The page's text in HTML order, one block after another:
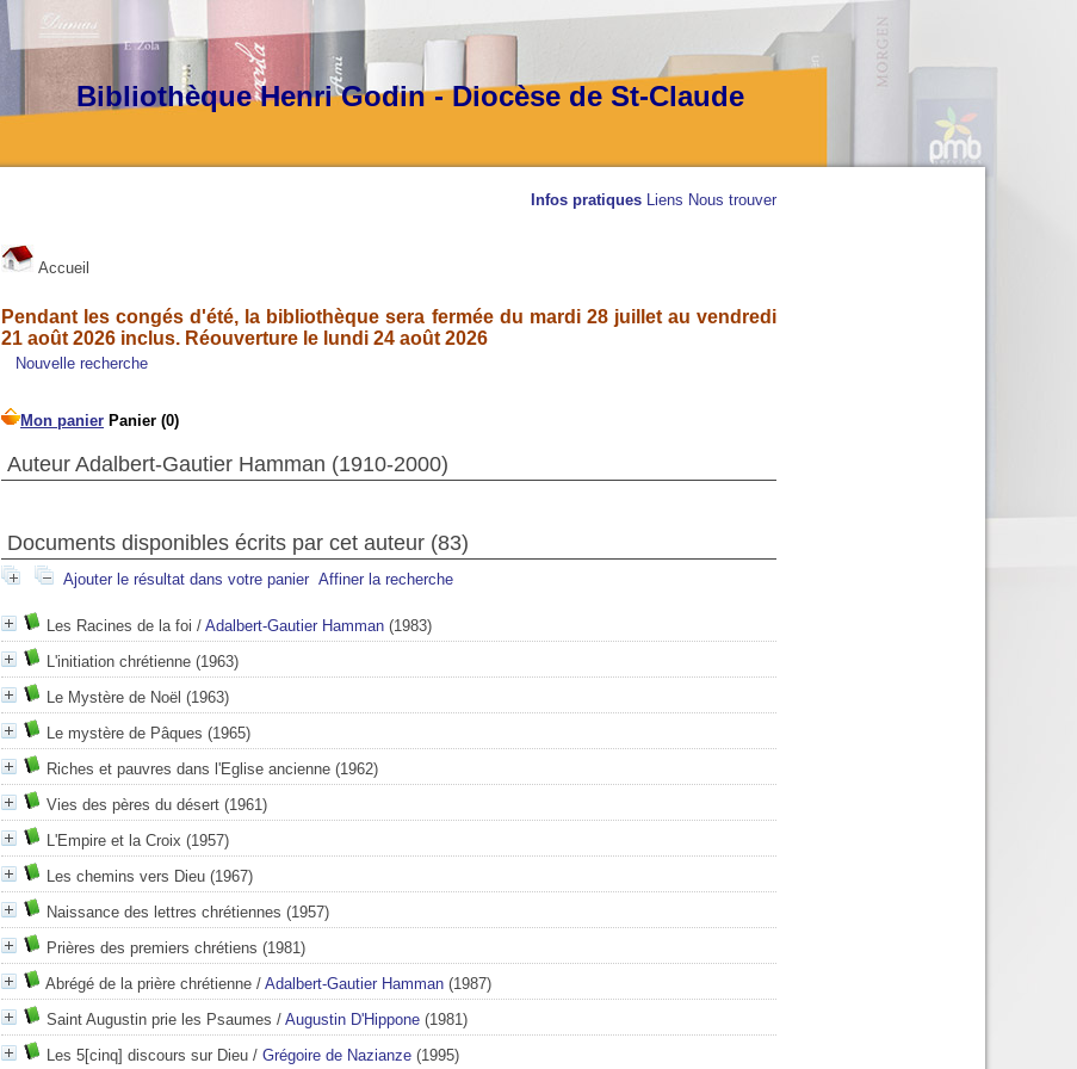
Infos pratiques Liens Nous trouver
Accueil
Pendant les congés d'été, la bibliothèque sera fermée du mardi 28 juillet au vendredi
21 août 2026 inclus. Réouverture le lundi 24 août 2026
Nouvelle recherche
Auteur Adalbert-Gautier Hamman (1910-2000)
Documents disponibles écrits par cet auteur (83)
Ajouter le résultat dans votre panier Affiner la recherche
Les Racines de la foi / Adalbert-Gautier Hamman (1983)
L'initiation chrétienne (1963)
Le Mystère de Noël (1963)
Le mystère de Pâques (1965)
Riches et pauvres dans l'Eglise ancienne (1962)
Vies des pères du désert (1961)
L'Empire et la Croix (1957)
Les chemins vers Dieu (1967)
Naissance des lettres chrétiennes (1957)
Prières des premiers chrétiens (1981)
Abrégé de la prière chrétienne / Adalbert-Gautier Hamman (1987)
Saint Augustin prie les Psaumes / Augustin D'Hippone (1981)
Les 5[cinq] discours sur Dieu / Grégoire de Nazianze (1995)
Bibliothèque Henri Godin - Diocèse de St-Claude